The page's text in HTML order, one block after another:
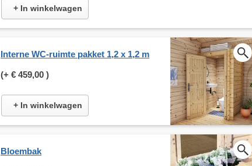
+ In winkelwagen
Interne WC-ruimte pakket 1,2 x 1,2 m
(+ € 459,00 )
+ In winkelwagen
Bloembak